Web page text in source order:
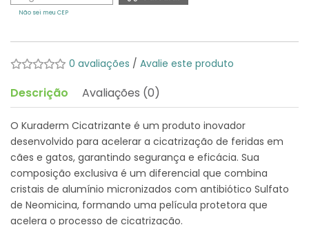
Não sei meu CEP
0 avaliações / Avalie este produto
Descrição Avaliações (0)
O Kuraderm Cicatrizante é um produto inovador
desenvolvido para acelerar a cicatrização de feridas em
cães e gatos, garantindo segurança e eficácia. Sua
composição exclusiva é um diferencial que combina
cristais de alumínio micronizados com antibiótico Sulfato
de Neomicina, formando uma película protetora que
acelera o processo de cicatrização.